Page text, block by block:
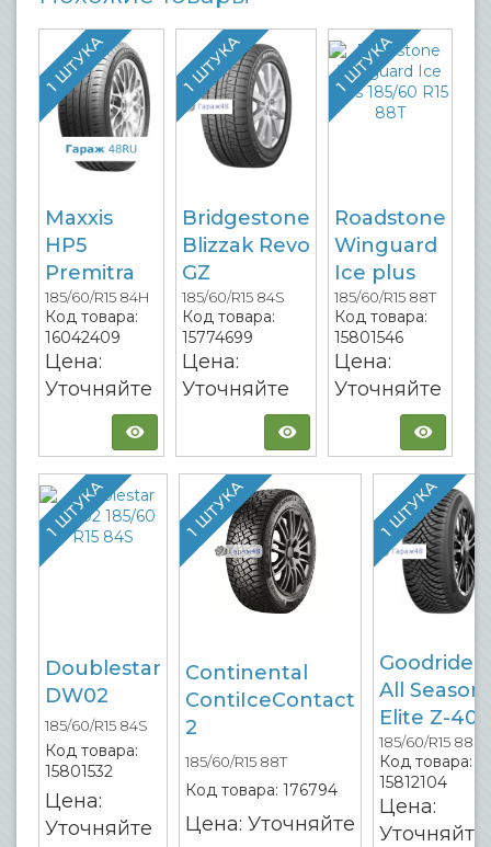
1 ШТУКА
Maxxis
HP5
Premitra
185/60/R15 84H
Код товара:
16042409
Цена:
Уточняйте
1 ШТУКА
Bridgestone
Blizzak Revo
GZ
185/60/R15 84S
Код товара:
15774699
Цена:
Уточняйте
1 ШТУКА
Roadstone
Winguard
Ice plus
185/60/R15 88T
Код товара:
15801546
Цена:
Уточняйте
1 ШТУКА
Doublestar
DW02
185/60/R15 84S
Код товара:
15801532
Цена:
Уточняйте
1 ШТУКА
Continental
ContiIceContact
2
185/60/R15 88T
Код товара: 176794
Цена: Уточняйте
1 ШТУКА
Goodride
All Season
Elite Z-401
185/60/R15 88H
Код товара:
15812104
Цена:
Уточняйте